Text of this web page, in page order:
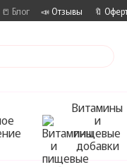
📒 Блог 📣 Отзывы 🔖
Витамины
и
пищевые
добавки